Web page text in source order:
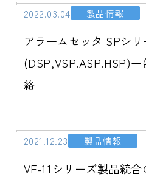
2022.03.04 製品情報
アラームセッタ SPシ
(DSP,VSP.ASP.HSP)
絡
2021.12.23 製品情報
VF-11シリーズ製品統